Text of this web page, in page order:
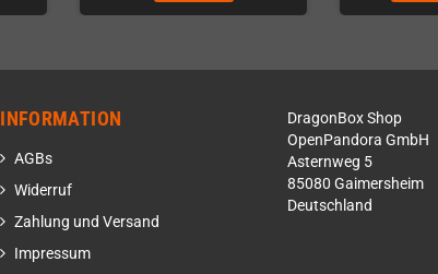
INFORMATION
AGBs
Widerruf
Zahlung und Versand
Impressum
DragonBox Shop
OpenPandora GmbH
Asternweg 5
85080 Gaimersheim
Deutschland